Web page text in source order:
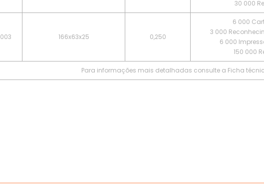
30 000
166x63x25 0,250
6 000
3 000
6 000
150 000
Para informações mais detalhadas consulte a Ficha